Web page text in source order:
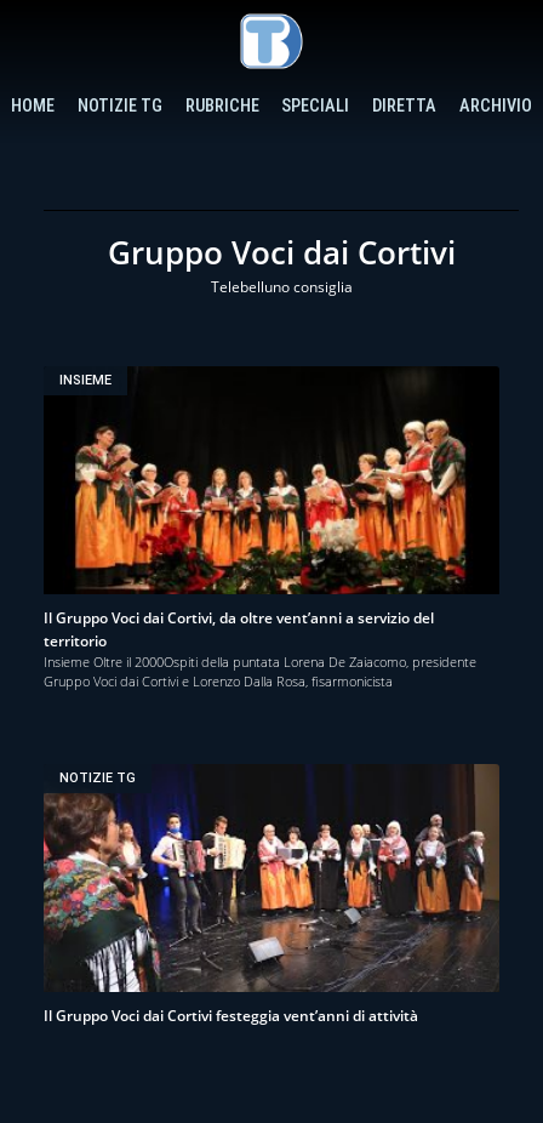
HOME NOTIZIE TG RUBRICHE SPECIALI DIRETTA ARCHIVIO
Gruppo Voci dai Cortivi
Telebelluno consiglia
INSIEME
Il Gruppo Voci dai Cortivi, da oltre vent’anni a servizio del
territorio
Insieme Oltre il 2000Ospiti della puntata Lorena De Zaiacomo, presidente
Gruppo Voci dai Cortivi e Lorenzo Dalla Rosa, fisarmonicista
NOTIZIE TG
Il Gruppo Voci dai Cortivi festeggia vent’anni di attività